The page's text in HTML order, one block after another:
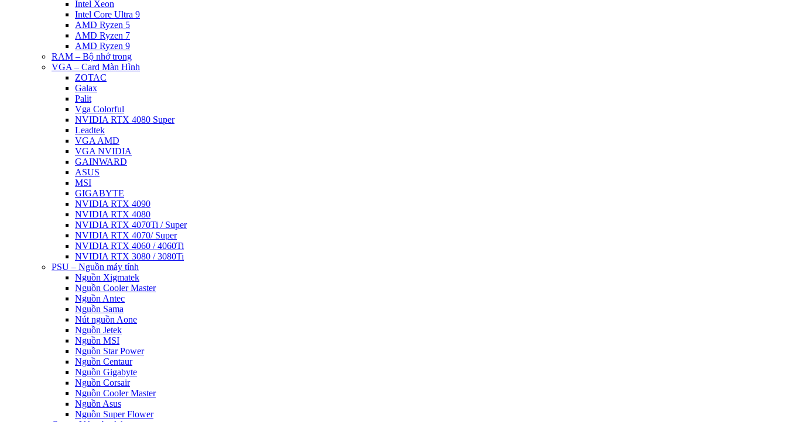
Intel Xeon
Intel Core Ultra 9
AMD Ryzen 5
AMD Ryzen 7
AMD Ryzen 9
RAM – Bộ nhớ trong
VGA – Card Màn Hình
ZOTAC
Galax
Palit
Vga Colorful
NVIDIA RTX 4080 Super
Leadtek
VGA AMD
VGA NVIDIA
GAINWARD
ASUS
MSI
GIGABYTE
NVIDIA RTX 4090
NVIDIA RTX 4080
NVIDIA RTX 4070Ti / Super
NVIDIA RTX 4070/ Super
NVIDIA RTX 4060 / 4060Ti
NVIDIA RTX 3080 / 3080Ti
PSU – Nguồn máy tính
Nguồn Xigmatek
Nguồn Cooler Master
Nguồn Antec
Nguồn Sama
Nút nguồn Aone
Nguồn Jetek
Nguồn MSI
Nguồn Star Power
Nguồn Centaur
Nguồn Gigabyte
Nguồn Corsair
Nguồn Cooler Master
Nguồn Asus
Nguồn Super Flower